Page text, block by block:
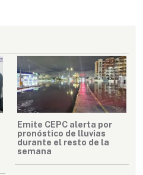
Emite CEPC alerta por
pronóstico de lluvias
durante el resto de la
semana